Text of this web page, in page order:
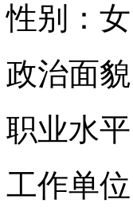
性别：女
政治面
职业水平
工作单